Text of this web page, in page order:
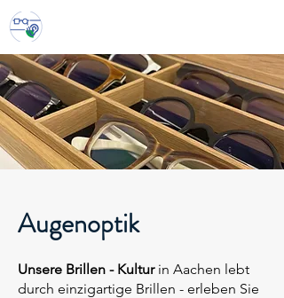
Augenoptik
Unsere Brillen - Kulturin Aachen lebt
durch einzigartige Brillen - erleben Sie